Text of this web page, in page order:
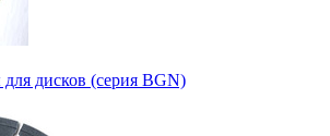
дисков (серия BGN)